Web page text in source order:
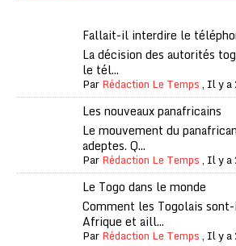
Fallait-il interdire le
La décision des autorités
le tél...
ParRédaction Le Temps, Il y a
Les nouveaux panafricains
Le mouvement du
adeptes. Q...
ParRédaction Le Temps, Il y a
Le Togo dans le monde
Comment les Togolais
Afrique et aill...
ParRédaction Le Temps, Il y a